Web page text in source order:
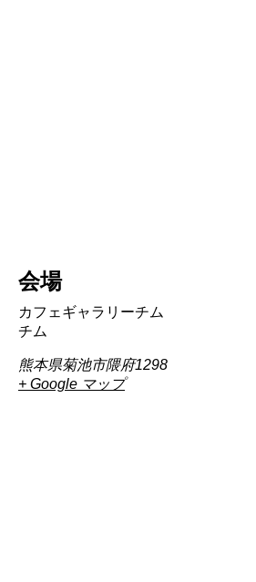
会場
カフェギャラリーチム
チム
熊本県菊池市隈府1298
+ Google マップ